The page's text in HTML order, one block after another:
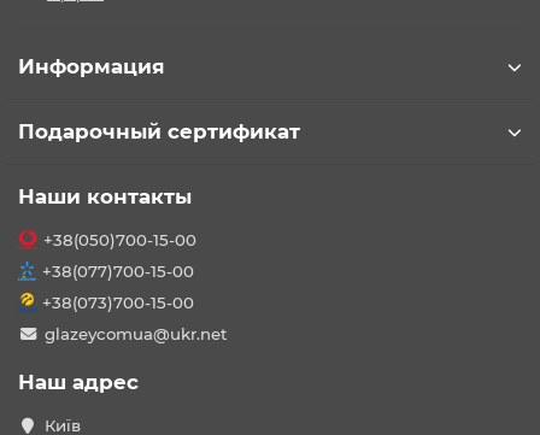
Информация
Подарочный сертификат
Наши контакты
+38(050)700-15-00
+38(077)700-15-00
+38(073)700-15-00
glazeycomua@ukr.net
Наш адрес
Київ